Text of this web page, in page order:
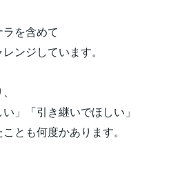
を含めて
ンジしています。
」「引き継いでほしい」
とも何度かあります。